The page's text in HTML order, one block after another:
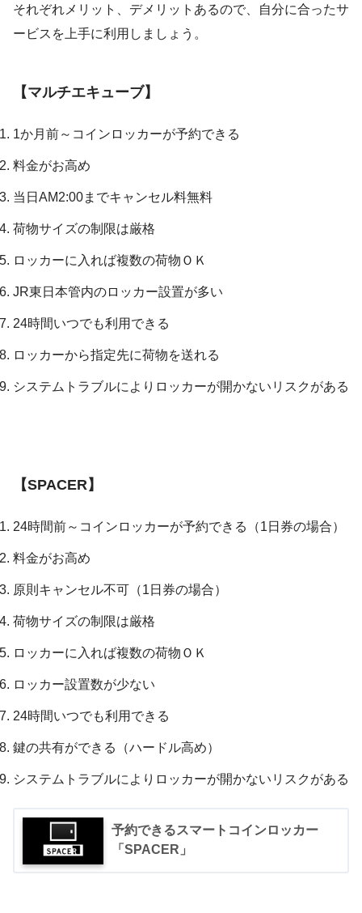
それぞれメリット、デメリットあるので、自分に合ったサ
ービスを上手に利用しましょう。
【マルチエキューブ】
1か月前～コインロッカーが予約できる
料金がお高め
当日AM2:00までキャンセル料無料
荷物サイズの制限は厳格
ロッカーに入れば複数の荷物ＯＫ
JR東日本管内のロッカー設置が多い
24時間いつでも利用できる
ロッカーから指定先に荷物を送れる
システムトラブルによりロッカーが開かないリスクがある
【SPACER】
24時間前～コインロッカーが予約できる（1日券の場合）
料金がお高め
原則キャンセル不可（1日券の場合）
荷物サイズの制限は厳格
ロッカーに入れば複数の荷物ＯＫ
ロッカー設置数が少ない
24時間いつでも利用できる
鍵の共有ができる（ハードル高め）
システムトラブルによりロッカーが開かないリスクがある
予約できるスマートコインロッカー
「SPACER」